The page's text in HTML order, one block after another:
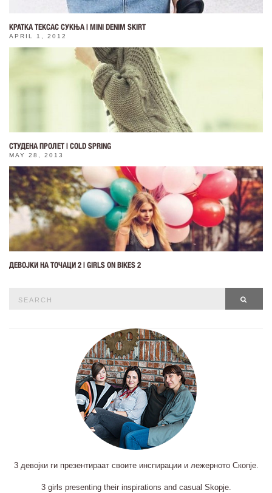
КРАТКА ТЕКСАС СУКЊА | MINI DENIM SKIRT
APRIL 1, 2012
СТУДЕНА ПРОЛЕТ | COLD SPRING
MAY 28, 2013
ДЕВОЈКИ НА ТОЧАЦИ 2 | GIRLS ON BIKES 2
3 девојки ги презентираат своите инспирации и лежерното Скопје.
3 girls presenting their inspirations and casual Skopje.